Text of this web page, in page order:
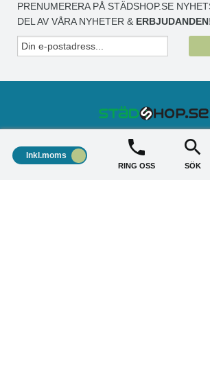
PRENUMERERA PÅ STÄDSHOP.SE
DEL AV VÅRA NYHETER &
STÄDSHOP
Inkl.moms
RING OSS SÖK